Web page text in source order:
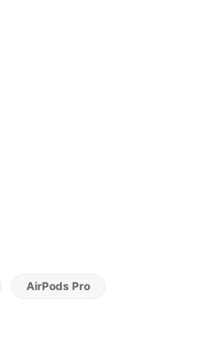
AirPods Pro